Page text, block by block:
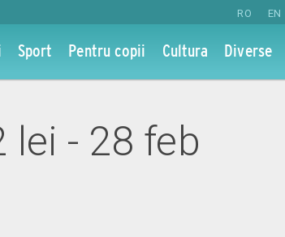
RO EN
Sport Pentru copii Cultura Diverse
lei - 28 feb